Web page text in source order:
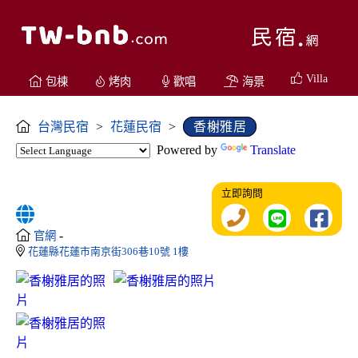
包棟 烤肉 歡唱 海景 Villa
台灣民宿 > 花蓮民宿 >
香榭雅居
Powered by
Translate
官網 -
花蓮縣花蓮市南京街306巷10號 1樓
立即詢問